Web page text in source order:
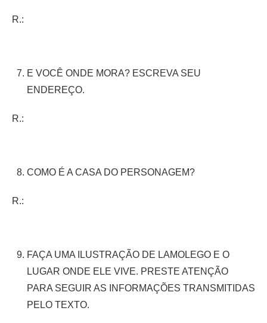
R.:
E VOCÊ ONDE MORA? ESCREVA SEU
ENDEREÇO.
R.:
COMO É A CASA DO PERSONAGEM?
R.:
FAÇA UMA ILUSTRAÇÃO DE LAMOLEGO E O
LUGAR ONDE ELE VIVE. PRESTE ATENÇÃO
PARA SEGUIR AS INFORMAÇÕES TRANSMITIDAS
PELO TEXTO.